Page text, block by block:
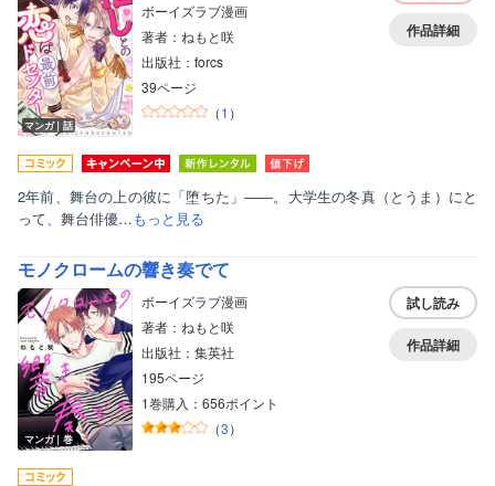
マンガ｜話
ボーイズラブ漫画
著者：ねもと咲
出版社：forcs
39ページ
（1 ）
作品詳細
2年前、舞台の上の彼に「堕ちた」――。大学生の冬真（とうま）にと
って、舞台俳優…もっと見る
モノクロームの響き奏でて
マンガ｜巻
ボーイズラブ漫画
著者：ねもと咲
出版社：集英社
195ページ
1巻購入：656ポイント
（3）
試し読み
作品詳細